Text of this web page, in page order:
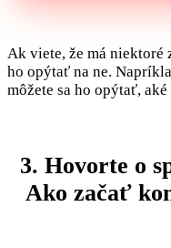
Ak viete, že má niektoré
ho opýtať na ne.
môžete sa ho opýtať,
3. Hovorte o
Ako začať